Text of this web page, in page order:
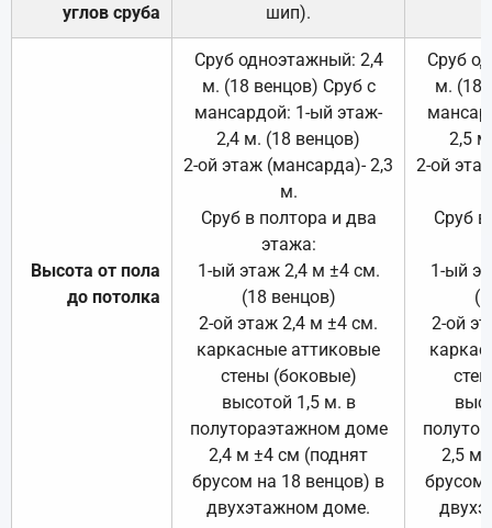
углов сруба
шип).
Высота от пола
до потолка
Сруб одноэтажный: 2,4
м. (18 венцов) Сруб с
мансардой: 1-ый этаж-
2,4 м. (18 венцов)
2-ой этаж (мансарда)- 2,3
м.
Сруб в полтора и два
этажа:
1-ый этаж 2,4 м ±4 см.
(18 венцов)
2-ой этаж 2,4 м ±4 см.
каркасные аттиковые
стены (боковые)
высотой 1,5 м. в
полутораэтажном доме
2,4 м ±4 см (поднят
брусом на 18 венцов) в
двухэтажном доме.
Сруб
м. (18
2,5
2-ой
Сруб
1-ый
2-ой
2,5 м
брусом